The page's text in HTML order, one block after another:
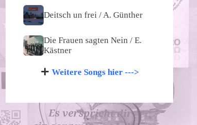
Deitsch un frei / A. Günther
Die Frauen sagten Nein / E.
Kästner
Weitere Songs hier --->